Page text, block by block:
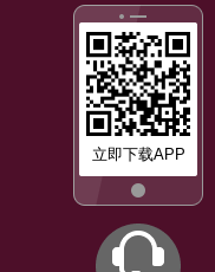
立即下载APP